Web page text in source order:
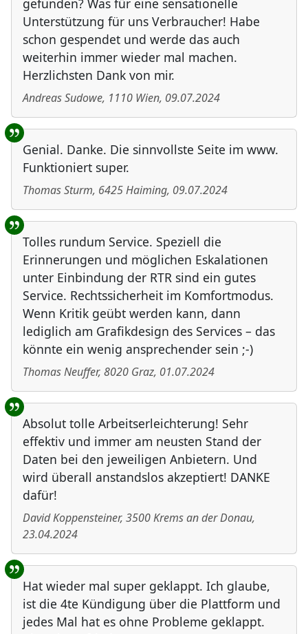
gefunden? Was für eine sensationelle
Unterstützung für uns Verbraucher! Habe
schon gespendet und werde das auch
weiterhin immer wieder mal machen.
Herzlichsten Dank von mir.
Andreas Sudowe, 1110 Wien, 09.07.2024
Genial. Danke. Die sinnvollste Seite im www.
Funktioniert super.
Thomas Sturm, 6425Haiming, 09.07.2024
Tolles rundum Service. Speziell die
Erinnerungen und möglichen Eskalationen
unter Einbindung der RTR sind ein gutes
Service. Rechtssicherheit im Komfortmodus.
Wenn Kritik geübt werden kann, dann
lediglich am Grafikdesign des Services – das
könnte ein wenig ansprechender sein ;-)
Thomas Neuffer, 8020 Graz, 01.07.2024
Absolut tolle Arbeitserleichterung! Sehr
effektiv und immer am neusten Stand der
Daten bei den jeweiligen Anbietern. Und
wird überall anstandslos akzeptiert! DANKE
dafür!
David Koppensteiner, 3500Krems an der Donau,
23.04.2024
Hat wieder mal super geklappt. Ich glaube,
ist die 4te Kündigung über die Plattform und
jedes Mal hat es ohne Probleme geklappt.